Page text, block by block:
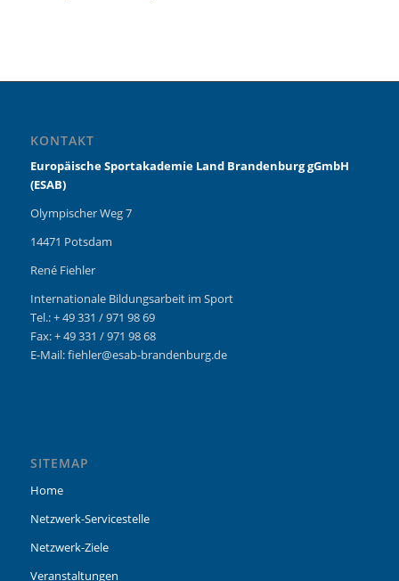
KONTAKT
Europäische Sportakademie Land Brandenburg gGmbH
(ESAB)
Olympischer Weg 7
14471 Potsdam
René Fiehler
Internationale Bildungsarbeit im Sport
Tel.: + 49 331 / 971 98 69
Fax: + 49 331 / 971 98 68
E-Mail: fiehler@esab-brandenburg.de
SITEMAP
Home
Netzwerk-Servicestelle
Netzwerk-Ziele
Veranstaltungen